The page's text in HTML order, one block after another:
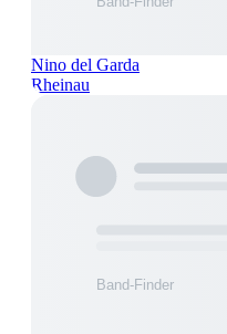
Nino del Garda
Rheinau